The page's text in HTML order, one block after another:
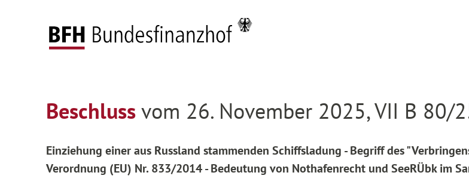
Startseite
Beschlussvom 26. November 2025, VII B 80/
Einziehung einer aus Russland stammenden Schiffsladung - Begriff des
Verordnung (EU) Nr. 833/2014 - Bedeutung von Nothafenrecht und SeeRÜbk im